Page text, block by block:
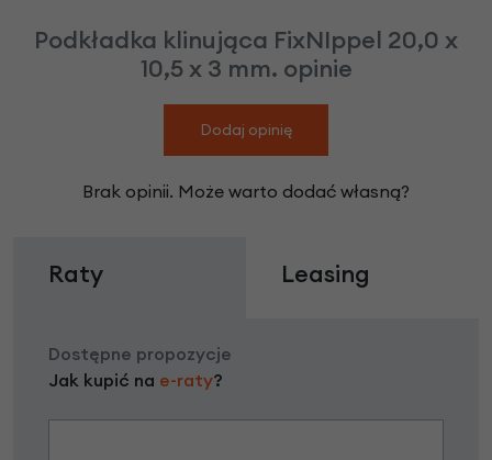
Podkładka klinująca FixNIppel 20,0 x
10,5 x 3 mm. opinie
Dodaj opinię
Brak opinii. Może warto dodać własną?
Raty Leasing
Dostępne propozycje
Jak kupić na e-raty?